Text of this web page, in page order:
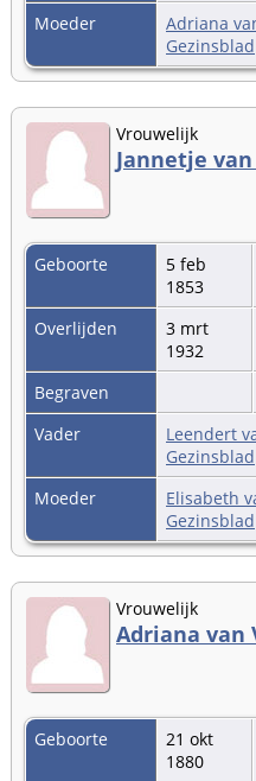
Moeder
Adriana
Gezinsblad
Vrouwelijk
Jannetje
Geboorte
5 feb
1853
Overlijden
3 mrt
1932
Begraven
Vader
Leendert
Gezinsblad
Moeder
Elisabeth
Gezinsblad
Vrouwelijk
Adriana van
Geboorte
21 okt
1880